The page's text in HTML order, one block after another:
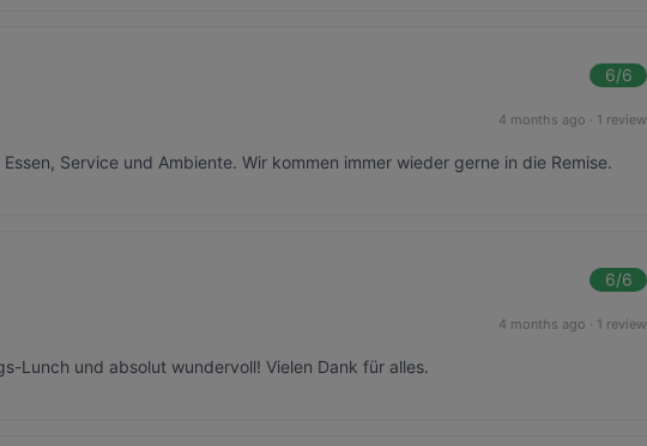
6/6
4 months ago · 1 review
Service und Ambiente. Wir kommen immer wieder gerne in die Remise.
6/6
4 months ago · 1 review
Lunch und absolut wundervoll! Vielen Dank für alles.